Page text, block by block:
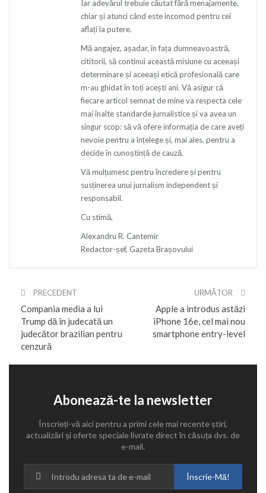
Iar adevărul trebuie căutat fără menajamente,
chiar și atunci când este incomod pentru cei
aflați la putere.
Mă angajez, așadar, în fața dumneavoastră,
cititorii, să continui această misiune cu aceeași
determinare și aceeași etică profesională care
m-au ghidat în toți acești ani. Vă asigur că
fiecare articol semnat de mine va respecta cele
mai înalte standarde jurnalistice și va avea un
singur scop: să vă ofere informația de care aveți
nevoie pentru a înțelege și, mai ales, pentru a
decide în cunoștință de cauză.
Vă mulțumesc pentru încredere și pentru
susținerea unui jurnalism independent și
responsabil.
Cu stimă,
Alexandru R. Cantemir
Redactor-șef, Gazeta Brașovului
PRECEDENT
Compania media a lui
Trump dă în judecată un
judecător brazilian pentru
cenzură
URMĂTOR
Apple a introdus astăzi
iPhone 16e, cel mai nou
smartphone entry-level
Abonează-te la newsletter
Înscrieți-vă aici pentru a primi cele mai recente știri,
actualizări și oferte speciale livrate direct în căsuța dvs. de
e-mail.
Înscrie-Mă!